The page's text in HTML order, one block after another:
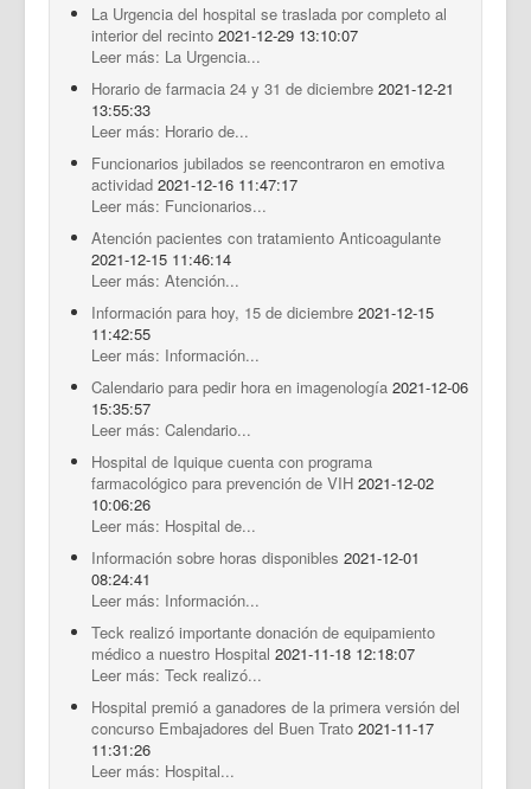
La Urgencia del hospital se traslada por completo al
interior del recinto 2021-12-29 13:10:07
Leer más: La Urgencia...
Horario de farmacia 24 y 31 de diciembre 2021-12-21
13:55:33
Leer más: Horario de...
Funcionarios jubilados se reencontraron en emotiva
actividad 2021-12-16 11:47:17
Leer más: Funcionarios...
Atención pacientes con tratamiento Anticoagulante
2021-12-15 11:46:14
Leer más: Atención...
Información para hoy, 15 de diciembre 2021-12-15
11:42:55
Leer más: Información...
Calendario para pedir hora en imagenología 2021-12-06
15:35:57
Leer más: Calendario...
Hospital de Iquique cuenta con programa
farmacológico para prevención de VIH 2021-12-02
10:06:26
Leer más: Hospital de...
Información sobre horas disponibles 2021-12-01
08:24:41
Leer más: Información...
Teck realizó importante donación de equipamiento
médico a nuestro Hospital 2021-11-18 12:18:07
Leer más: Teck realizó...
Hospital premió a ganadores de la primera versión del
concurso Embajadores del Buen Trato 2021-11-17
11:31:26
Leer más: Hospital...